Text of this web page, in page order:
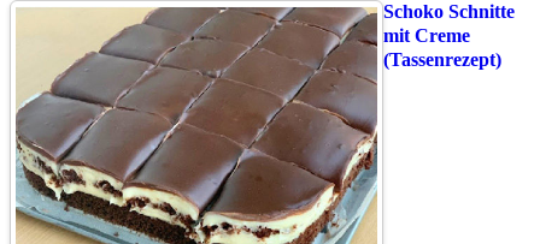
Schoko Schnitte
mit Creme
(Tassenrezept)